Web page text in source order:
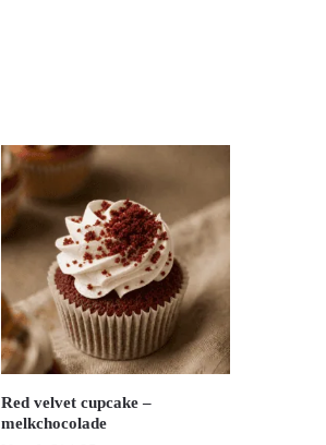
Red velvet cupcake –
melkchocolade